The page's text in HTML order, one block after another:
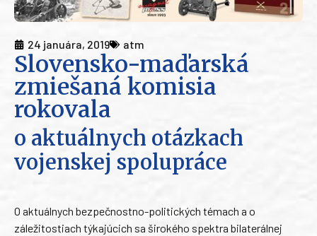
24 januára, 2019 atm
Slovensko-maďarská
zmiešaná komisia
rokovala
o aktuálnych otázkach
vojenskej spolupráce
O aktuálnych bezpečnostno-politických témach a o
záležitostiach týkajúcich sa širokého spektra bilaterálnej